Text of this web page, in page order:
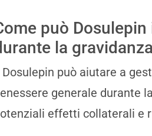
può
la
Dosulepin può aiutare a
generale durante
effetti collaterali e